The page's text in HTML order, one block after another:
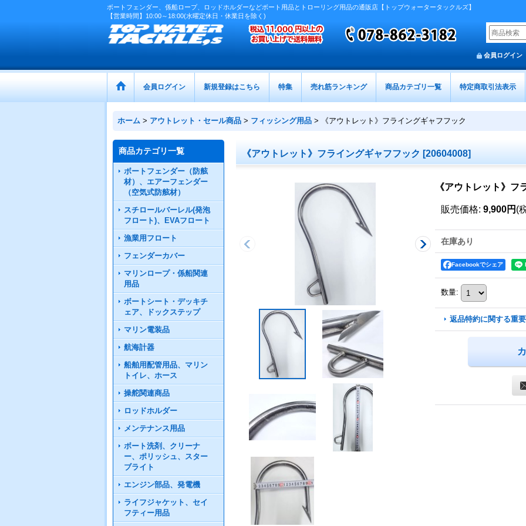
ボートフェンダー、係船ロープ、ロッドホルダーなどボート用品とトローリング用品の通販店【トップウォータータックルズ】
【営業時間】10:00～18:00(水曜定休日・休業日を除く)
会員ログイン
会員ログイン 新規登録はこちら 特集 売れ筋ランキング 商品カテゴリ一覧 特定商取引法表示
ホーム > アウトレット・セール商品 > フィッシング用品 > 《アウトレット》フライングギャフフック
商品カテゴリ一覧
ボートフェンダー（防舷
材）、エアーフェンダー
（空気式防舷材）
スチロールバーレル(発泡
フロート)、EVAフロート
漁業用フロート
フェンダーカバー
マリンロープ・係船関連
用品
ボートシート・デッキチ
ェア、ドックステップ
マリン電装品
航海計器
船舶用配管用品、マリン
トイレ、ホース
操舵関連商品
ロッドホルダー
メンテナンス用品
ボート洗剤、クリーナ
ー、ポリッシュ、スター
ブライト
エンジン部品、発電機
ライフジャケット、セイ
フティー用品
《アウトレット》フライングギャフフック [20604008]
《アウトレット》フ
販売価格: 9,900円 (
在庫あり
Facebookでシェア
数量:
返品特約に関する重